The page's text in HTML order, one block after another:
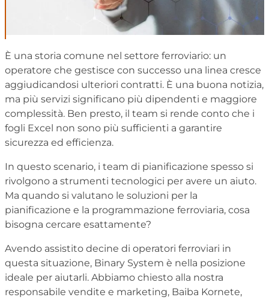
È una storia comune nel settore ferroviario: un
operatore che gestisce con successo una linea cresce
aggiudicandosi ulteriori contratti. È una buona notizia,
ma più servizi significano più dipendenti e maggiore
complessità. Ben presto, il team si rende conto che i
fogli Excel non sono più sufficienti a garantire
sicurezza ed efficienza.
In questo scenario, i team di pianificazione spesso si
rivolgono a strumenti tecnologici per avere un aiuto.
Ma quando si valutano le soluzioni per la
pianificazione e la programmazione ferroviaria, cosa
bisogna cercare esattamente?
Avendo assistito decine di operatori ferroviari in
questa situazione, Binary System è nella posizione
ideale per aiutarli. Abbiamo chiesto alla nostra
responsabile vendite e marketing, Baiba Kornete,